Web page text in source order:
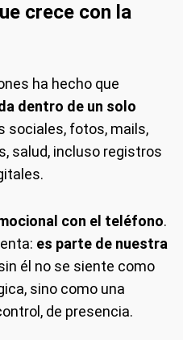
crece con la
ha hecho que
dentro de un solo
sociales, fotos, mails,
salud, incluso registros
con el teléfono.
es parte de nuestra
él no se siente como
sino como una
de presencia.